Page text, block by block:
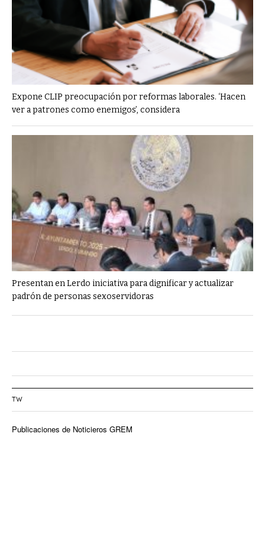
Expone CLIP preocupación por reformas laborales. ‘Hacen
ver a patrones como enemigos’, considera
Presentan en Lerdo iniciativa para dignificar y actualizar
padrón de personas sexoservidoras
TW
Publicaciones de Noticieros GREM